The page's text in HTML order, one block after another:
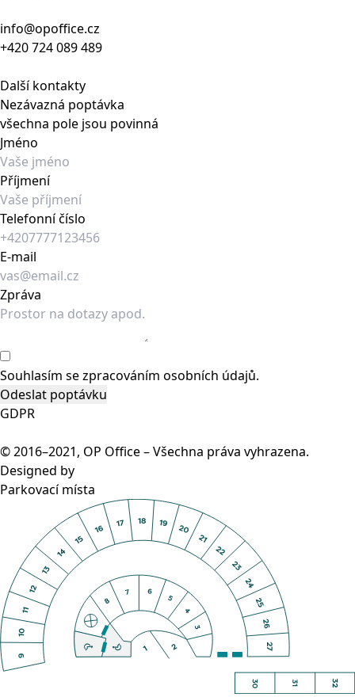
info@opoffice.cz
+420 724 089 489
Další kontakty
Nezávazná poptávka
všechna pole jsou povinná
Jméno
Příjmení
Telefonní číslo
E-mail
Zpráva
Souhlasím sezpracováním osobních údajů.
GDPR
© 2016–2021, OP Office – Všechna práva vyhrazena.
Designed by
Parkovací místa